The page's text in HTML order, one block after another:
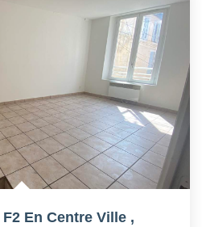
En Centre Ville ,